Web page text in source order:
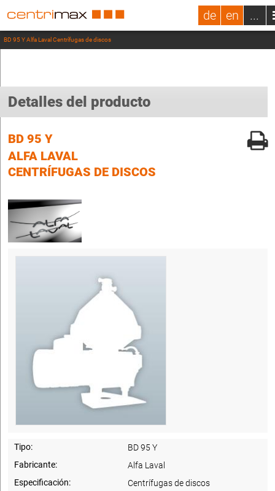
de en ...
BD 95 Y Alfa Laval Centrífugas de discos
Detalles del producto
BD 95 Y
ALFA LAVAL
CENTRÍFUGAS DE DISCOS
Tipo:
BD 95 Y
Fabricante:
Alfa Laval
Especificación:
Centrífugas de discos